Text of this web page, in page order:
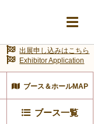
ブース＆ホールMAP
ブース一覧
出展申し込みはこちら
Exhibitor Application